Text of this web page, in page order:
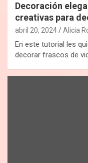
Decoración
creativas para
abril 20, 2024 Alicia
En este tutorial les
decorar frascos de